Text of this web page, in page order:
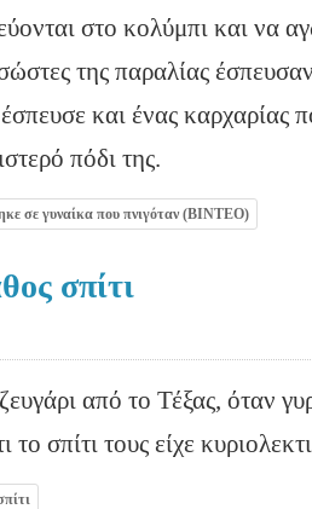
στο κολύμπι και να
της παραλίας
και ένας καρχαρίας
πόδι της.
σε γυναίκα που πνιγόταν (ΒΙΝΤΕΟ)
σπίτι
από το Τέξας, όταν
το σπίτι τους είχε